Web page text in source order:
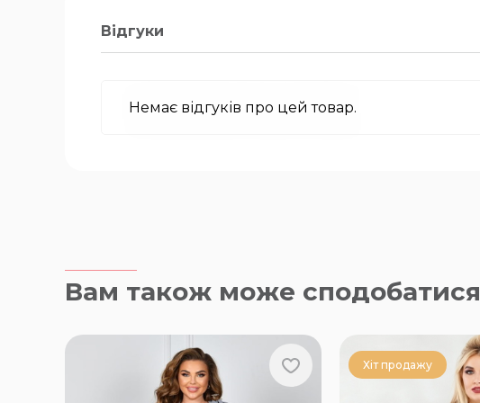
Відгуки
Немає відгуків про цей товар.
Вам також може сподобатися
Хіт продажу